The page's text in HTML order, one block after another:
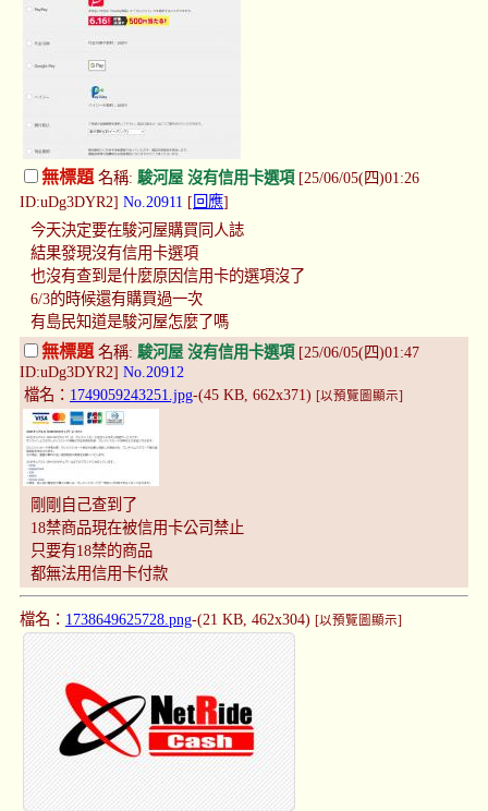
無標題名稱: 駿河屋 沒有信用卡選項 [25/06/05(四)01:26
ID:uDg3DYR2] No.20911 [ 回應]
今天決定要在駿河屋購買同人誌
結果發現沒有信用卡選項
也沒有查到是什麼原因信用卡的選項沒了
6/3的時候還有購買過一次
有島民知道是駿河屋怎麼了嗎
無標題名稱: 駿河屋 沒有信用卡選項 [25/06/05(四)01:47
ID:uDg3DYR2] No.20912
檔名： 1749059243251.jpg-(45 KB, 662x371) [以預覽圖顯示]
剛剛自己查到了
18禁商品現在被信用卡公司禁止
只要有18禁的商品
都無法用信用卡付款
檔名： 1738649625728.png-(21 KB, 462x304) [以預覽圖顯示]